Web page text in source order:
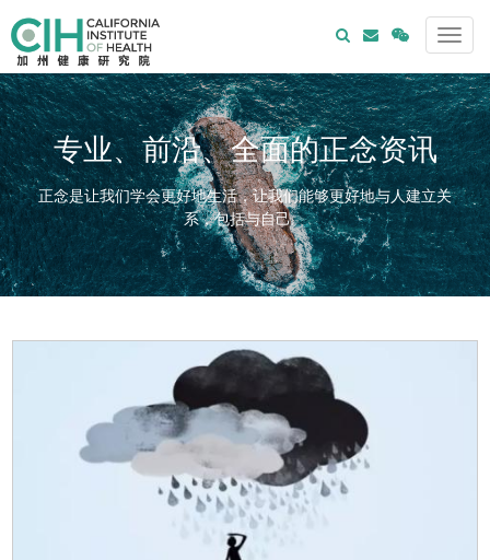
专业、前沿、全面的正念资讯
正念是让我们学会更好地生活，让我们能够更好地与人建立关
系，包括与自己。